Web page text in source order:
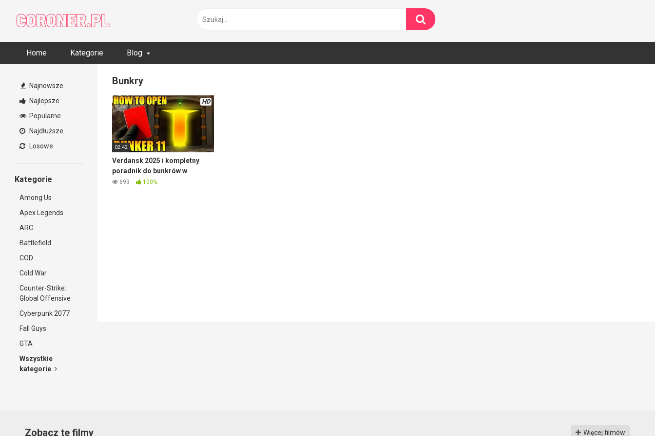
content
Home Kategorie Blog
Najnowsze
Najlepsze
Popularne
Najdłuższe
Losowe
Kategorie
Among Us
Apex Legends
ARC
Battlefield
COD
Cold War
Counter-Strike:
Global Offensive
Cyberpunk 2077
Fall Guys
GTA
Wszystkie
kategorie
Bunkry
HD
02:42
Verdansk 2025 i kompletny
poradnik do bunkrów w
Warzone
693 100%
Zobacz te filmy Więcej filmów